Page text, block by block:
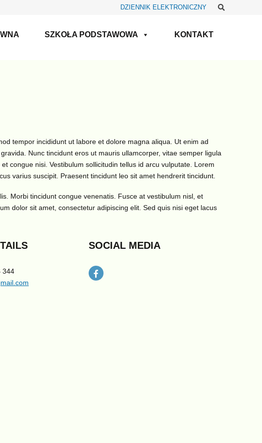
DZIENNIK ELEKTRONICZNY
SZKOŁA PODSTAWOWA KONTAKT
tempor incididunt ut labore et dolore magna aliqua. Ut enim ad
Nunc tincidunt eros ut mauris ullamcorper, vitae semper ligula
congue nisi. Vestibulum sollicitudin tellus id arcu vulputate. Lorem
varius suscipit. Praesent tincidunt leo sit amet hendrerit tincidunt.
Morbi tincidunt congue venenatis. Fusce at vestibulum nisl, et
dolor sit amet, consectetur adipiscing elit. Sed quis nisi eget lacus
344
SOCIAL MEDIA